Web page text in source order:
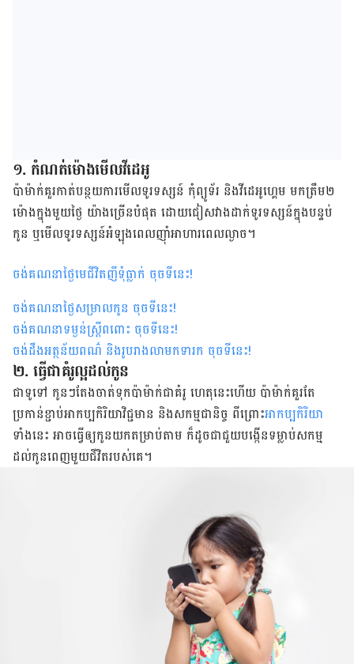
១. កំណត់​ម៉ោង​​មើល​វីដេអូ
ប៉ា​ម៉ាក់​គួរ​កាត់បន្ថយ​ការ​មើល​ទូរទស្សន៍ កុំព្យូទ័រ និង​វីដេអូ​ហ្គេម មក​ត្រឹម​២​
ម៉ោង​ក្នុង​មួយ​ថ្ងៃ ​យ៉ាង​ច្រើន​បំផុត ដោយ​ជៀសវាង​ដាក់​ទូរទស្សន៍​ក្នុង​បន្ទប់​
កូន​ ឬ​មើល​ទូរទស្សន៍​​អំឡុង​ពេល​ញ៉ាំ​អាហារ​ពេល​ល្ងាច។
ចង់គណនាថ្ងៃមេជីវិតញីទុំធ្លាក់ ចុចទីនេះ!
ចង់គណនាថ្ងៃសម្រាលកូន ចុចទីនេះ!
ចង់គណនាទម្ងន់ស្រ្តីពពោះ ចុចទីនេះ!
ចង់ដឹងអត្ថន័យពណ៌ និងរូបរាងលាមកទារក ចុចទីនេះ!
២. ធ្វើ​ជា​គំរូ​ល្អ​ដល់​កូន
ជា​ទូទៅ កូន​ៗ​តែង​ចាត់​ទុក​ប៉ា​ម៉ាក់​ជា​គំរូ ហេតុនេះ​ហើយ​ ប៉ា​ម៉ាក់​គួរ​តែ​
ប្រកាន់​ខ្ជាប់​អាកប្បកិរិយា​​វិជ្ជមាន​ និង​សកម្ម​ជានិច្ច ពីព្រោះ​អាកប្បកិរិយា
ទាំង​នេះ អាច​​​​ធ្វើ​ឲ្យ​កូន​យក​តម្រាប់​តាម​ ក៏​ដូចជា​ជួយ​បង្កើន​ទម្លាប់​សកម្ម​
ដល់​កូន​ពេញ​មួយ​ជីវិត​របស់​គេ។